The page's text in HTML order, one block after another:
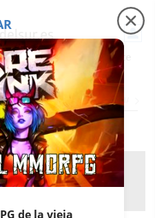
Coraje Fábrica de botellas
EcologíaEducación Salud
de la vieja